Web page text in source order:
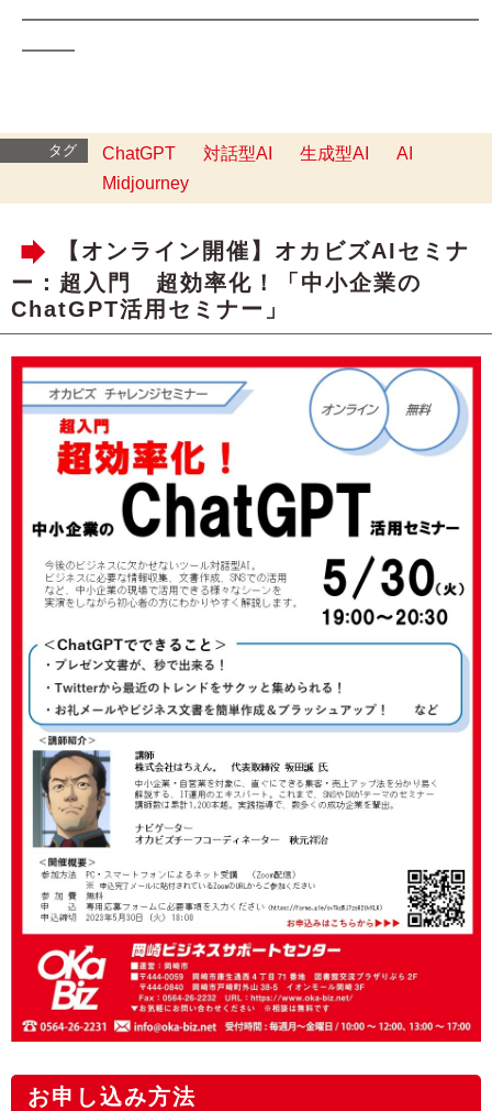
━━━━━━━━━━━━━━━━━━━━━━━━━━
━━━
タグ ChatGPT 対話型AI 生成型AI
AI
Midjourney
【オンライン開催】オカビズAIセミナ
ー：超入門 超効率化！「中小企業の
ChatGPT活用セミナー」
お申し込み方法